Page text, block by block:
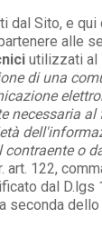
dal Sito, e
alle
utilizzati al
di una
necessaria
contraente o
art. 122,
dal
seconda